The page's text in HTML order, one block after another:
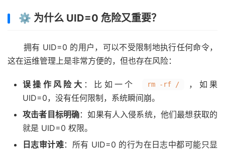
⚙️ 为什么 UID=0 危险又重要？
拥有 UID=0 的用户，可以不受限制地执行任何命令，
这在运维管理上是非常方便的，但也存在风险：
误操作风险大 ：比如一个 rm -rf /
，如果
UID=0，没有任何限制，系统瞬间崩。
攻击者目标明确：如果有人入侵系统，他们最想获取的
就是 UID=0 权限。
日志审计难：所有 UID=0 的行为在日志中都可能只显